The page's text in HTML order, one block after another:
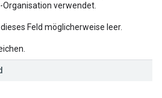
Organisation verwendet.
Feld möglicherweise leer.